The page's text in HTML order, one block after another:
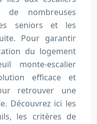
de nombreuses
seniors et les
Pour garantir
du logement
monte-escalier
efficace et
retrouver une
Découvrez ici les
les critères de